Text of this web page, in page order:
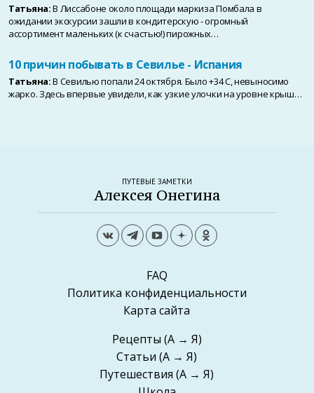
Татьяна:В Лиссабоне около площади маркиза Помбала в
ожидании экскурсии зашли в кондитерскую - огромный
ассортимент маленьких (к счастью!) пирожных…
10 причин побывать в Севилье - Испания
Татьяна:В Севилью попали 24 октября. Было +34 С, невыносимо
жарко. Здесь впервые увидели, как узкие улочки на уровне крыш…
ПУТЕВЫЕ ЗАМЕТКИ
Алексея Онегина
FAQ
Политика конфиденциальности
Карта сайта
Рецепты (А → Я)
Статьи (А → Я)
Путешествия (А → Я)